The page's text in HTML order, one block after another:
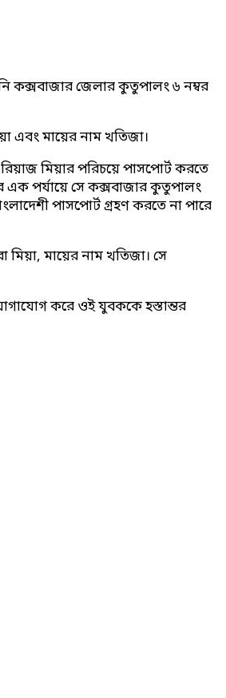
কক্সবাজার জেলার কুতুপালং ৬ নম্বর
এবং মায়ের নাম খতিজা।
মিয়ার পরিচয়ে পাসপোর্ট করতে
এক পর্যায়ে সে কক্সবাজার কুতুপালং
পাসপোর্ট গ্রহণ করতে না পারে
মায়ের নাম খতিজা। সে
করে ওই যুবককে হস্তান্তর